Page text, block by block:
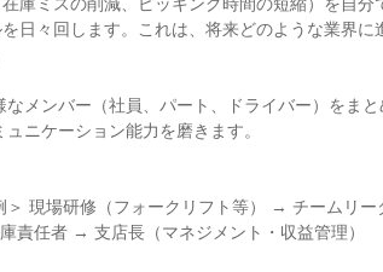
日々回します。これは、将来どのような業界に
メンバー（社員、パート、ドライバー）をま
ニケーション能力を磨きます。
＞ 現場研修（フォークリフト等） → チームリ
責任者 → 支店長（マネジメント・収益管理）